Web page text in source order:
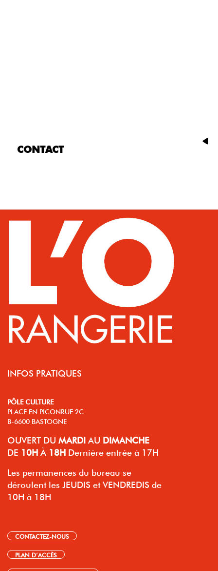
CONTACT
INFOS PRATIQUES
PÔLE CULTURE
PLACE EN PICONRUE 2C
B-6600 BASTOGNE
OUVERT DU MARDI AU DIMANCHE
DE 10H À 18H Dernière entrée à 17H
Les permanences du bureau se
déroulent les JEUDIS et VENDREDIS de
10H à 18H
CONTACTEZ-NOUS
PLAN D’ACCÈS